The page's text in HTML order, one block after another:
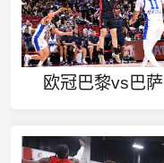
欧冠巴黎vs巴萨